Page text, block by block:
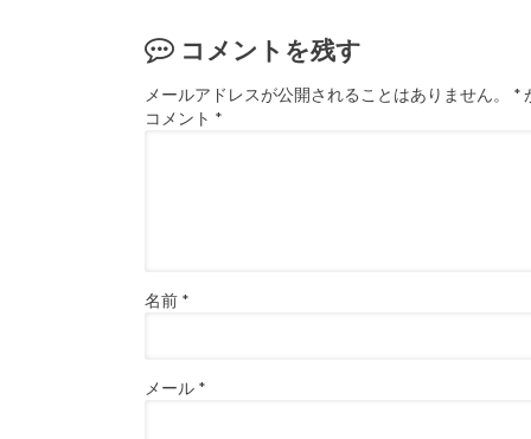
コメントを残す
メールアドレスが公開されることはありません。 *
コメント *
名前 *
メール *